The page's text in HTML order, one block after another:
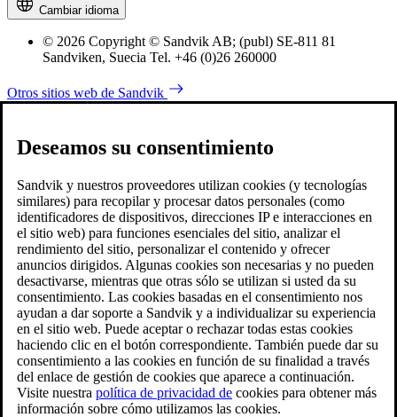
Cambiar idioma
© 2026 Copyright © Sandvik AB; (publ) SE-811 81
Sandviken, Suecia Tel. +46 (0)26 260000
Otros sitios web de Sandvik
Deseamos su consentimiento
Sandvik y nuestros proveedores utilizan cookies (y tecnologías
similares) para recopilar y procesar datos personales (como
identificadores de dispositivos, direcciones IP e interacciones en
el sitio web) para funciones esenciales del sitio, analizar el
rendimiento del sitio, personalizar el contenido y ofrecer
anuncios dirigidos. Algunas cookies son necesarias y no pueden
desactivarse, mientras que otras sólo se utilizan si usted da su
consentimiento. Las cookies basadas en el consentimiento nos
ayudan a dar soporte a Sandvik y a individualizar su experiencia
en el sitio web. Puede aceptar o rechazar todas estas cookies
haciendo clic en el botón correspondiente. También puede dar su
consentimiento a las cookies en función de su finalidad a través
del enlace de gestión de cookies que aparece a continuación.
Visite nuestra política de privacidad de cookies para obtener más
información sobre cómo utilizamos las cookies.